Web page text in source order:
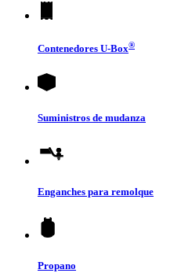
Contenedores U-Box®
Suministros de mudanza
Enganches para remolque
Propano